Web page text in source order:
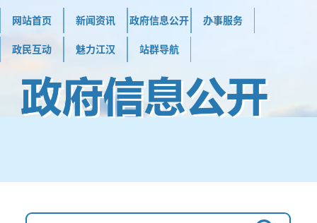
网站首页 新闻资讯 政府信息公开 办事服务
政民互动 魅力江汉 站群导航